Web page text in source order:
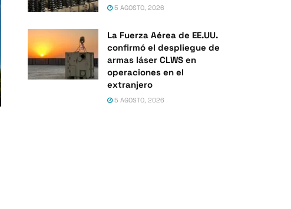
5 AGOSTO, 2026
La Fuerza Aérea de EE.UU.
confirmó el despliegue de
armas láser CLWS en
operaciones en el
extranjero
5 AGOSTO, 2026